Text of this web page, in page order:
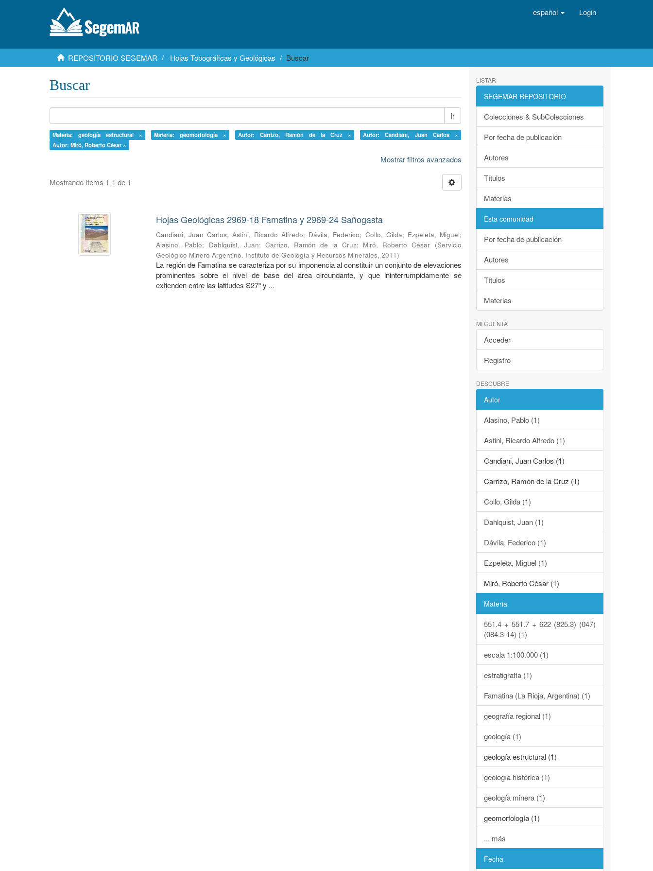
español Login
REPOSITORIO SEGEMAR Hojas Topográficas y Geológicas Buscar
Buscar
Ir
Materia: geología estructural × Materia: geomorfología × Autor: Carrizo, Ramón de la Cruz ×
Autor: Candiani, Juan Carlos ×
Autor: Miró, Roberto César ×
Mostrar filtros avanzados
Mostrando ítems 1-1 de 1
Hojas Geológicas 2969-18 Famatina y 2969-24 Sañogasta
Candiani, Juan Carlos;Astini, Ricardo Alfredo; Dávila, Federico; Collo, Gilda; Ezpeleta, Miguel;
Alasino, Pablo; Dahlquist, Juan; Carrizo, Ramón de la Cruz; Miró, Roberto César (Servicio
Geológico Minero Argentino. Instituto de Geología y Recursos Minerales,2011)
La región de Famatina se caracteriza por su imponencia al constituir un conjunto de elevaciones
prominentes sobre el nivel de base del área circundante, y que ininterrumpidamente se
extienden entre las latitudes S27º y ...
LISTAR
SEGEMAR REPOSITORIO
Colecciones & SubColecciones
Por fecha de publicación
Autores
Títulos
Materias
Esta comunidad
Por fecha de publicación
Autores
Títulos
Materias
MI CUENTA
Acceder
Registro
DESCUBRE
Autor
Alasino, Pablo (1)
Astini, Ricardo Alfredo (1)
Candiani, Juan Carlos (1)
Carrizo, Ramón de la Cruz (1)
Collo, Gilda (1)
Dahlquist, Juan (1)
Dávila, Federico (1)
Ezpeleta, Miguel (1)
Miró, Roberto César (1)
Materia
551.4 + 551.7 + 622 (825.3) (047)
(084.3-14) (1)
escala 1:100.000 (1)
estratigrafía (1)
Famatina (La Rioja, Argentina) (1)
geografía regional (1)
geología (1)
geología estructural (1)
geología histórica (1)
geología minera (1)
geomorfología (1)
... más
Fecha